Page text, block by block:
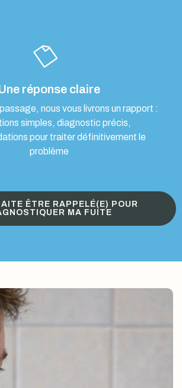
réponse claire
nous vous livrons un rapport :
simples, diagnostic précis,
pour traiter définitivement le
problème
ÊTRE RAPPELÉ(E) POUR
MA FUITE